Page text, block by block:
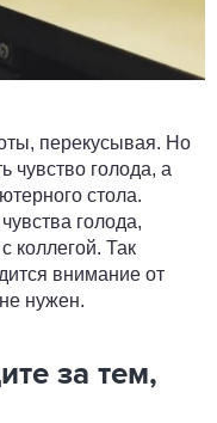
перекусывая. Но
чувство голода, а
стола.
голода,
коллегой. Так
внимание от
нужен.
за тем,